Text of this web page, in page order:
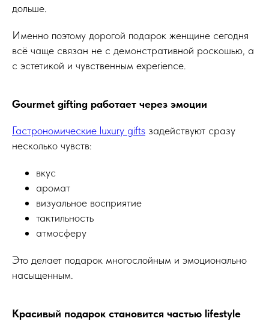
дольше.
Именно поэтому дорогой подарок женщине сегодня
всё чаще связан не с демонстративной роскошью, а
с эстетикой и чувственным experience.
Gourmet gifting работает через эмоции
Гастрономические luxury gifts задействуют сразу
несколько чувств:
вкус
аромат
визуальное восприятие
тактильность
атмосферу
Это делает подарок многослойным и эмоционально
насыщенным.
Красивый подарок становится частью lifestyle